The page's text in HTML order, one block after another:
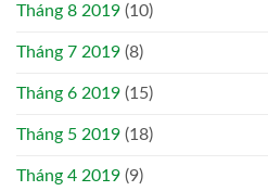
Tháng 8 2019 (10)
Tháng 7 2019 (8)
Tháng 6 2019 (15)
Tháng 5 2019 (18)
Tháng 4 2019 (9)